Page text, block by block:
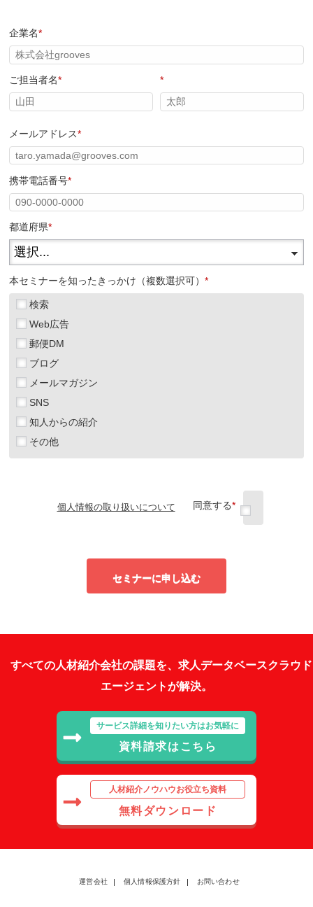
*
企業名
*
ご担当者名 *
*
メールアドレス
*
携帯電話番号
*
都道府県
*
本セミナーを知ったきっかけ（複数選択可）
検索
Web広告
郵便DM
ブログ
メールマガジン
SNS
知人からの紹介
その他
個人情報の取り扱いについて *
同意する
セミナーに申し込む
すべての人材紹介会社の課題を、求人データベースクラウド
エージェントが解決。
サービス詳細を知りたい方はお気軽に
資料請求はこちら
人材紹介ノウハウお役立ち資料
無料ダウンロード
運営会社 個人情報保護方針 お問い合わせ